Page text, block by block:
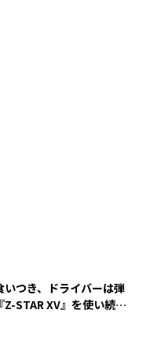
いつき、ドライバーは弾
Z-STAR XV』を使い続け